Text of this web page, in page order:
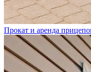
Прокат и аренда